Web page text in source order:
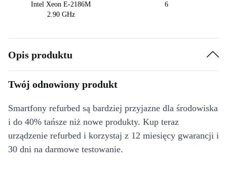
Intel Xeon E-2186M
2.90 GHz
6
Opis produktu
Twój odnowiony produkt
Smartfony refurbed są bardziej przyjazne dla środowiska
i do 40% tańsze niż nowe produkty. Kup teraz
urządzenie refurbed i korzystaj z 12 miesięcy gwarancji i
30 dni na darmowe testowanie.